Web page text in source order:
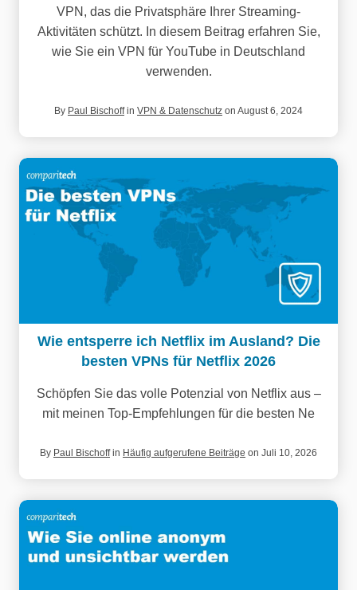
VPN, das die Privatsphäre Ihrer Streaming-
Aktivitäten schützt. In diesem Beitrag erfahren Sie,
wie Sie ein VPN für YouTube in Deutschland
verwenden.
By Paul Bischoffin VPN & Datenschutz on August 6, 2024
Wie entsperre ich Netflix im Ausland? Die
besten VPNs für Netflix 2026
Schöpfen Sie das volle Potenzial von Netflix aus –
mit meinen Top-Empfehlungen für die besten Ne
By Paul Bischoffin Häufig aufgerufene Beiträge on Juli 10, 2026